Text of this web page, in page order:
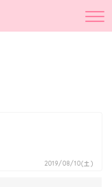
2019/08/10(土)